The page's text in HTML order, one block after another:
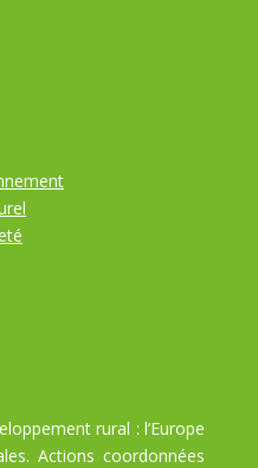
rural : l’Europe
Actions coordonnées